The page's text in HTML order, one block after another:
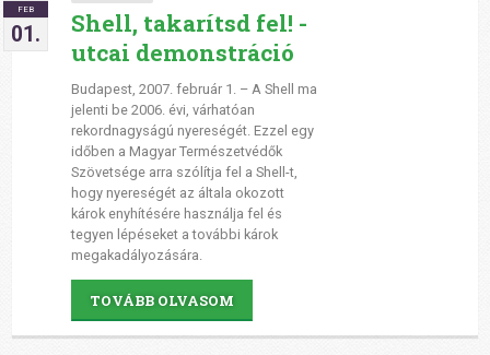
FEB
01.
Shell, takarítsd fel! -
utcai demonstráció
Budapest, 2007. február 1. – A Shell ma
jelenti be 2006. évi, várhatóan
rekordnagyságú nyereségét. Ezzel egy
időben a Magyar Természetvédők
Szövetsége arra szólítja fel a Shell-t,
hogy nyereségét az általa okozott
károk enyhítésére használja fel és
tegyen lépéseket a további károk
megakadályozására.
TOVÁBB OLVASOM